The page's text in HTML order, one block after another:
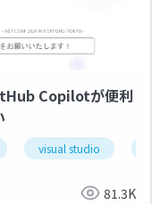
Copilotが便利
visual studio
81.3K